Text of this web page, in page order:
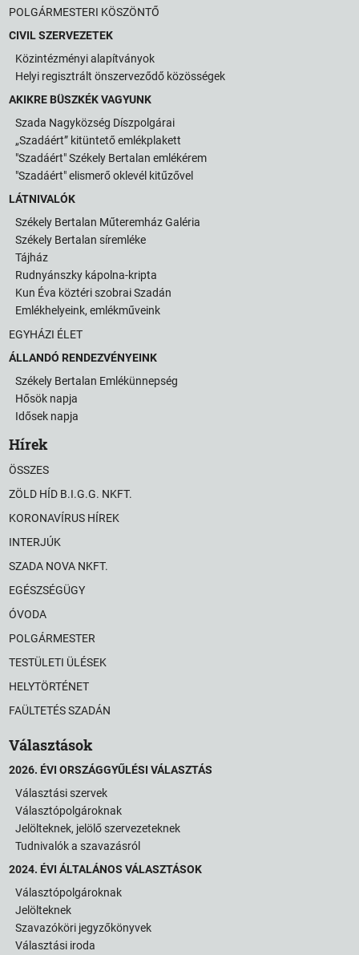
POLGÁRMESTERI KÖSZÖNTŐ
CIVIL SZERVEZETEK
Közintézményi alapítványok
Helyi regisztrált önszerveződő közösségek
AKIKRE BÜSZKÉK VAGYUNK
Szada Nagyközség Díszpolgárai
„Szadáért” kitüntető emlékplakett
"Szadáért" Székely Bertalan emlékérem
"Szadáért" elismerő oklevél kitűzővel
LÁTNIVALÓK
Székely Bertalan Műteremház Galéria
Székely Bertalan síremléke
Tájház
Rudnyánszky kápolna-kripta
Kun Éva köztéri szobrai Szadán
Emlékhelyeink, emlékműveink
EGYHÁZI ÉLET
ÁLLANDÓ RENDEZVÉNYEINK
Székely Bertalan Emlékünnepség
Hősök napja
Idősek napja
Hírek
ÖSSZES
ZÖLD HÍD B.I.G.G. NKFT.
KORONAVÍRUS HÍREK
INTERJÚK
SZADA NOVA NKFT.
EGÉSZSÉGÜGY
ÓVODA
POLGÁRMESTER
TESTÜLETI ÜLÉSEK
HELYTÖRTÉNET
FAÜLTETÉS SZADÁN
Választások
2026. ÉVI ORSZÁGGYŰLÉSI VÁLASZTÁS
Választási szervek
Választópolgároknak
Jelölteknek, jelölő szervezeteknek
Tudnivalók a szavazásról
2024. ÉVI ÁLTALÁNOS VÁLASZTÁSOK
Választópolgároknak
Jelölteknek
Szavazóköri jegyzőkönyvek
Választási iroda